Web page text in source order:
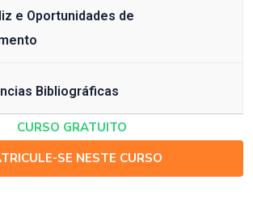
e Oportunidades de
Bibliográficas
CURSO GRATUITO
SE NESTE CURSO